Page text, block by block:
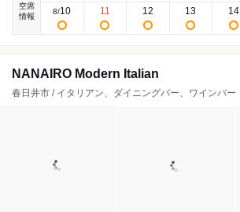
空席
情報
8/10 11 12 13 14
NANAIRO Modern Italian
春日井市 / イタリアン、ダイニングバー、ワインバー